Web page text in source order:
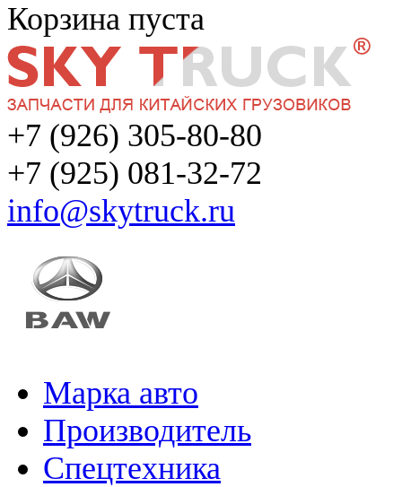
Корзина пуста
+7 (926) 305-80-80
+7 (925) 081-32-72
info@skytruck.ru
Марка авто
Производитель
Спецтехника